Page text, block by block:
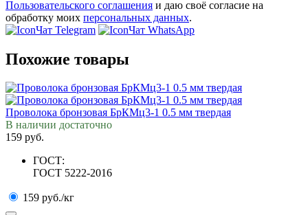
Пользовательского соглашения и даю своё согласие на
обработку моих персональных данных.
Чат Telegram
Чат WhatsApp
Похожие товары
Проволока бронзовая БрКМц3-1 0.5 мм твердая
В наличии достаточно
159 руб.
ГОСТ:
ГОСТ 5222-2016
159 руб./кг